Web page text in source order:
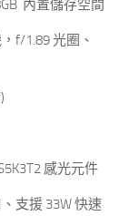
內置儲存空間
f/1.89 光圈、
感光元件
支援 33W 快速